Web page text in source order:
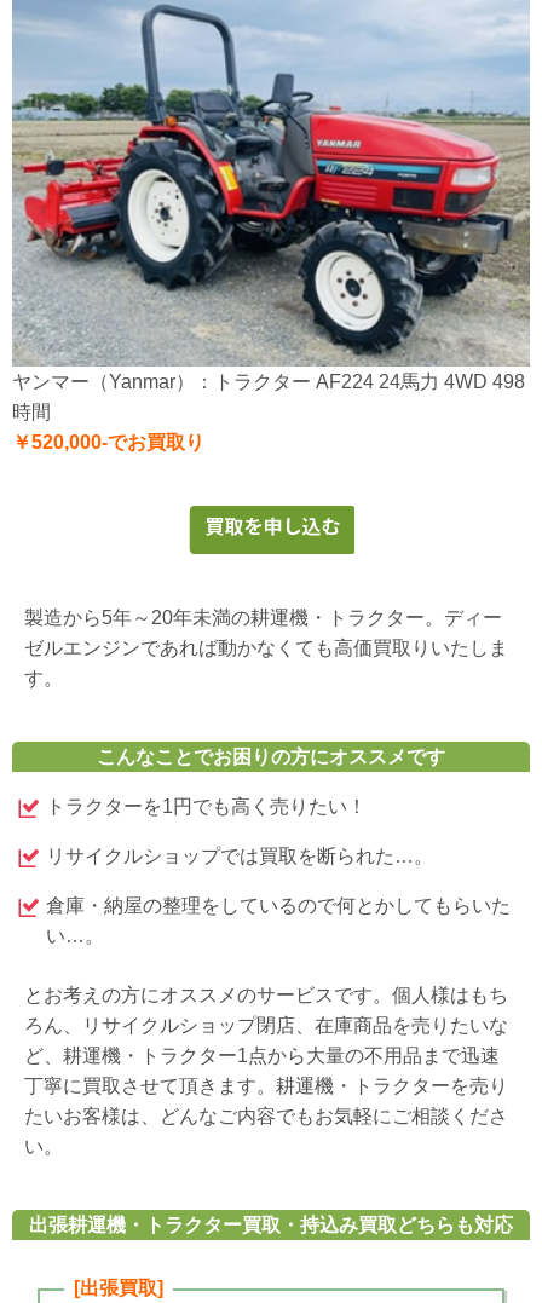
ヤンマー（Yanmar）：トラクター AF224 24馬力 4WD 498
時間
￥520,000-でお買取り
製造から5年～20年未満の耕運機・トラクター。ディー
ゼルエンジンであれば動かなくても高価買取りいたしま
す。
こんなことでお困りの方にオススメです
トラクターを1円でも高く売りたい！
リサイクルショップでは買取を断られた…。
倉庫・納屋の整理をしているので何とかしてもらいた
い…。
とお考えの方にオススメのサービスです。個人様はもち
ろん、リサイクルショップ閉店、在庫商品を売りたいな
ど、耕運機・トラクター1点から大量の不用品まで迅速
丁寧に買取させて頂きます。耕運機・トラクターを売り
たいお客様は、どんなご内容でもお気軽にご相談くださ
い。
出張耕運機・トラクター買取・持込み買取どちらも対応
[出張買取]